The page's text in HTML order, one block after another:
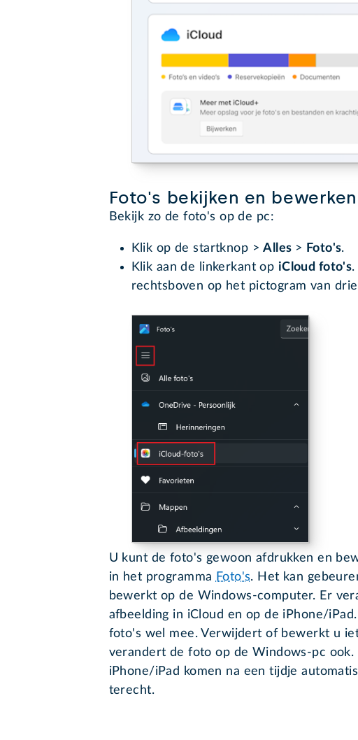
Foto's bekijken en bewerken
Bekijk zo de foto's op de pc:
Klik op de startknop >Alles > Foto's.
Klik aan de linkerkant op iCloud foto's
rechtsboven op het pictogram van
U kunt de foto's gewoon afdrukken en
in het programma Foto's. Het kan
bewerkt op de Windows-computer. Er
afbeelding in iCloud en op de iPhone/
foto's wel mee. Verwijdert of bewerkt u
verandert de foto op de Windows-pc
iPhone/iPad komen na een tijdje
terecht.